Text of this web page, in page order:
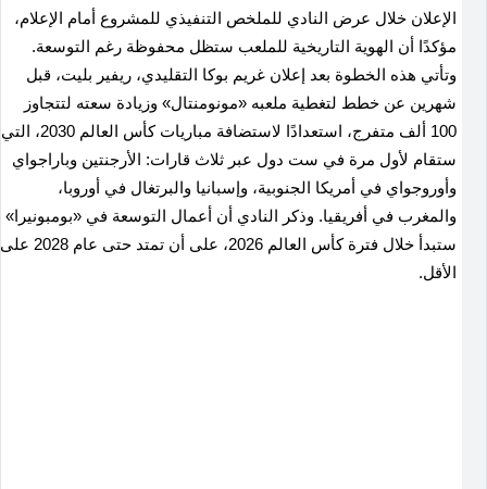
الإعلان خلال عرض النادي للملخص التنفيذي للمشروع أمام الإعلام،
مؤكدًا أن الهوية التاريخية للملعب ستظل محفوظة رغم التوسعة.
وتأتي هذه الخطوة بعد إعلان غريم بوكا التقليدي، ريفير بليت، قبل
شهرين عن خطط لتغطية ملعبه «مونومنتال» وزيادة سعته لتتجاوز
100 ألف متفرج، استعدادًا لاستضافة مباريات كأس العالم 2030، التي
ستقام لأول مرة في ست دول عبر ثلاث قارات: الأرجنتين وباراجواي
وأوروجواي في أمريكا الجنوبية، وإسبانيا والبرتغال في أوروبا،
والمغرب في أفريقيا. وذكر النادي أن أعمال التوسعة في «بومبونيرا»
ستبدأ خلال فترة كأس العالم 2026، على أن تمتد حتى عام 2028 على
الأقل.